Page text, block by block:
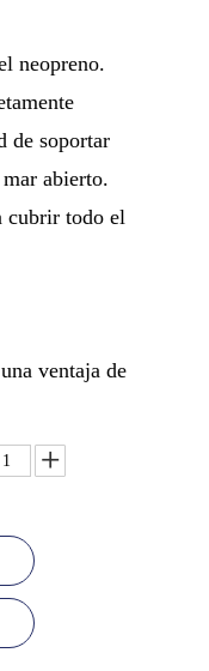
neopreno.
de soportar
abierto.
cubrir todo el
ventaja de